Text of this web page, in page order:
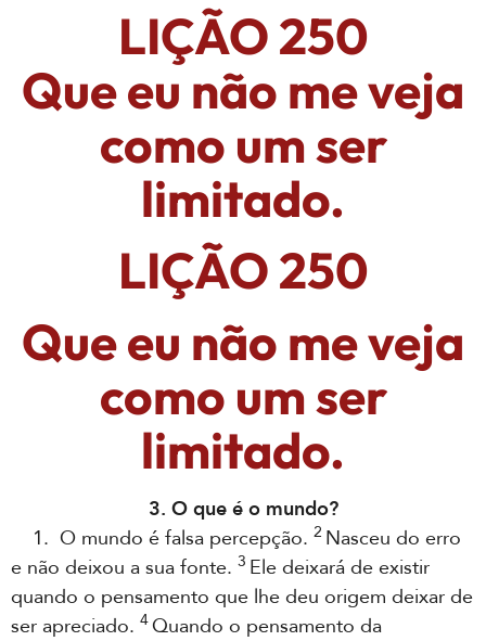
LIÇÃO 250
Que eu não me veja
como um ser
limitado.
LIÇÃO 250
Que eu não me veja
como um ser
limitado.
3. O que é o mundo?
1. O mundo é falsa percepção. 2 Nasceu do erro
e não deixou a sua fonte. 3 Ele deixará de existir
quando o pensamento que lhe deu origem deixar de
ser apreciado. 4Quando o pensamento da